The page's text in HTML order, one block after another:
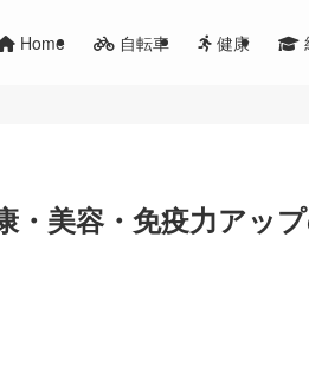
Home 自転車 健康
・美容・免疫力アッ